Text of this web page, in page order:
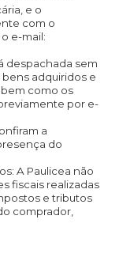
e o
com o
e-mail:
despachada sem
adquiridos e
como os
por e-
a
do
A Paulicea não
fiscais realizadas
e tributos
comprador,